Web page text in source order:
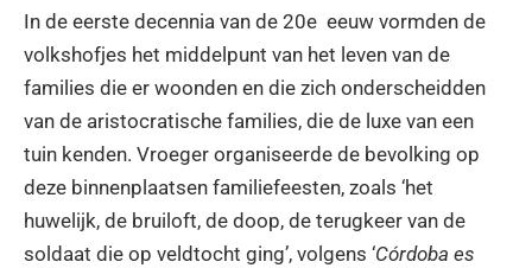
In de eerste decennia van de 20e eeuw vormden de
volkshofjes het middelpunt van het leven van de
families die er woonden en die zich onderscheidden
van de aristocratische families, die de luxe van een
tuin kenden. Vroeger organiseerde de bevolking op
deze binnenplaatsen familiefeesten, zoals ‘het
huwelijk, de bruiloft, de doop, de terugkeer van de
soldaat die op veldtocht ging’, volgens ‘Córdoba es